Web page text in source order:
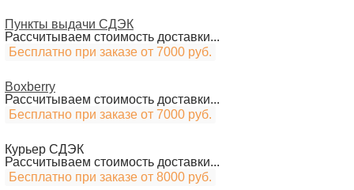
Пункты выдачи СДЭК
Рассчитываем стоимость доставки...
Бесплатно при заказе от 7000 руб.
Boxberry
Рассчитываем стоимость доставки...
Бесплатно при заказе от 7000 руб.
Курьер СДЭК
Рассчитываем стоимость доставки...
Бесплатно при заказе от 8000 руб.